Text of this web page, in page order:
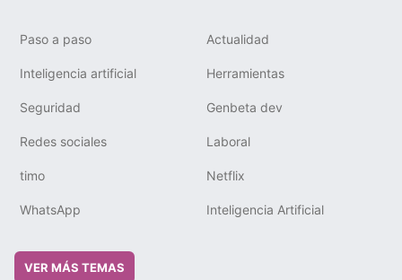
Paso a paso Actualidad
Inteligencia artificial Herramientas
Seguridad Genbeta dev
Redes sociales Laboral
timo Netflix
WhatsApp Inteligencia Artificial
VER MÁS TEMAS